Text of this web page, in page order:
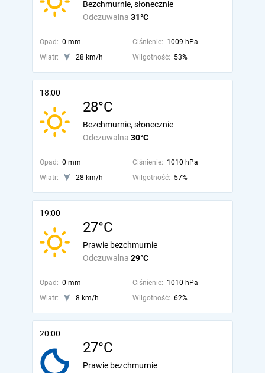
Odczuwalna 31°C
Bezchmurnie, słonecznie
Opad: 0 mm Ciśnienie: 1009 hPa
Wiatr:
28 km/h Wilgotność: 53%
18:00
28°C
Odczuwalna 30°C
Bezchmurnie, słonecznie
Opad: 0 mm Ciśnienie: 1010 hPa
Wiatr:
28 km/h Wilgotność: 57%
19:00
27°C
Odczuwalna 29°C
Prawie bezchmurnie
Opad: 0 mm Ciśnienie: 1010 hPa
Wiatr:
8 km/h Wilgotność: 62%
20:00
27°C
Prawie bezchmurnie